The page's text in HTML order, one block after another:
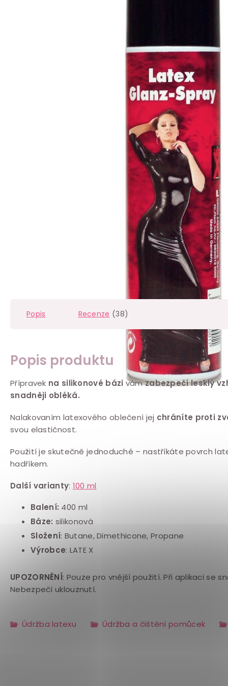
Popis Recenze (38)
Popis produktu
Přípravek na silikonové bázi vámzabezpečí lesklý
snadněji obléká.
Nalakovaním latexového oblečení jej chráníte proti
svou elastičnost.
Použití je skutečně jednoduché – nastříkáte povrch
hadříkem.
Další varianty: 100 ml
Balení: 400 ml
Báze: silikonová
Složení: Butane, Dimethicone, Propane
Výrobce: LATE X
UPOZORNĚNÍ: Pouze pro vnější použití. Při aplikaci se
Nebezpečí uklouznutí.
Údržba latexu Údržba a čištění pomůcek